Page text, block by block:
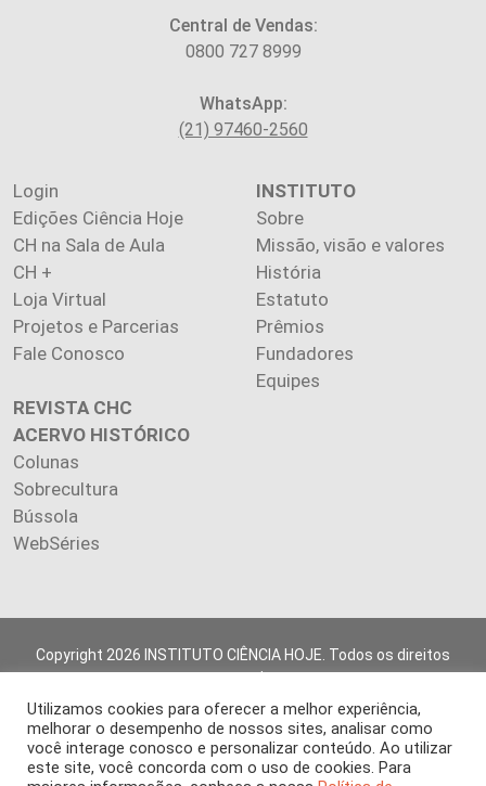
Central de Vendas:
0800 727 8999
WhatsApp:
(21) 97460-2560
Login
Edições Ciência Hoje
CH na Sala de Aula
CH +
Loja Virtual
Projetos e Parcerias
Fale Conosco
INSTITUTO
Sobre
Missão, visão e valores
História
Estatuto
Prêmios
Fundadores
Equipes
REVISTA CHC
ACERVO HISTÓRICO
Colunas
Sobrecultura
Bússola
WebSéries
Copyright 2026 INSTITUTO CIÊNCIA HOJE. Todos os direitos
reservados.
Os artigos publicados na revista refletem exclusivamente a
opinião de seus autores.
É proibida a reprodução, integral ou parcial, do conteúdo (imagens
e textos) sem prévia autorização.
Utilizamos cookies para oferecer a melhor experiência,
melhorar o desempenho de nossos sites, analisar como
você interage conosco e personalizar conteúdo. Ao utilizar
este site, você concorda com o uso de cookies. Para